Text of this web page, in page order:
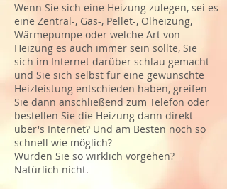
Wenn Sie sich eine Heizung zulegen, sei es
eine Zentral-, Gas-, Pellet-, Ölheizung,
Wärmepumpe oder welche Art von
Heizung es auch immer sein sollte, Sie
sich im Internet darüber schlau gemacht
und Sie sich selbst für eine gewünschte
Heizleistung entschieden haben, greifen
Sie dann anschließend zum Telefon oder
bestellen Sie die Heizung dann direkt
über's Internet? Und am Besten noch so
schnell wie möglich?
Würden Sie so wirklich vorgehen?
Natürlich nicht.